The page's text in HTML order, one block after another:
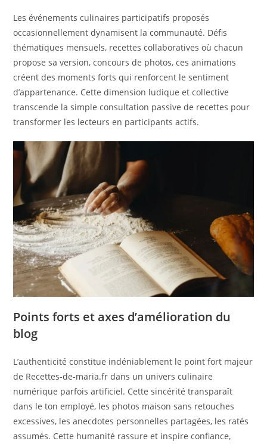
Les événements culinaires participatifs proposés
occasionnellement dynamisent la communauté. Défis
thématiques mensuels, recettes collaboratives où chacun
propose sa version, concours de photos, ces animations
créent des moments forts qui renforcent le sentiment
d’appartenance. Cette dimension ludique et collective
transcende la simple consultation passive de recettes pour
transformer les lecteurs en participants actifs.
Points forts et axes d’amélioration du
blog
L’authenticité constitue indéniablement le point fort majeur
de Recettes-de-maria.fr dans un univers culinaire
numérique parfois artificiel. Cette sincérité transparaît
dans le ton employé, les photos maison sans retouches
excessives, les anecdotes personnelles partagées, les ratés
assumés. Cette humanité rassure et inspire confiance,